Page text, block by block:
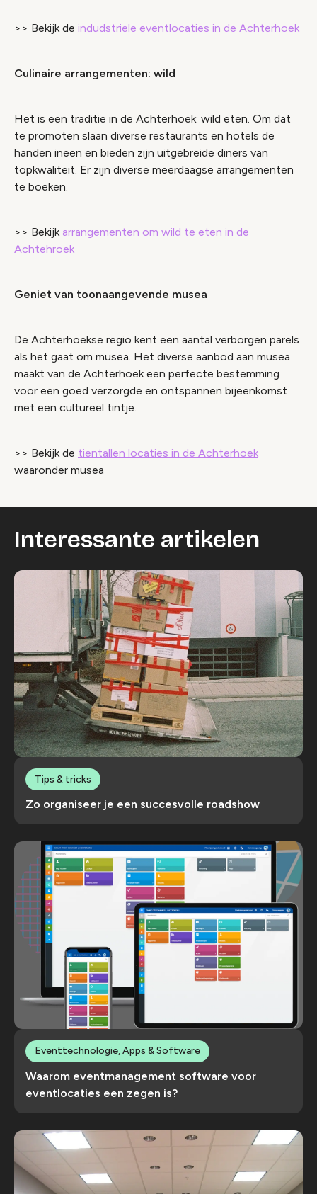
>> Bekijk de indudstriele eventlocaties in de Achterhoek
Culinaire arrangementen: wild
Het is een traditie in de Achterhoek: wild eten. Om dat
te promoten slaan diverse restaurants en hotels de
handen ineen en bieden zijn uitgebreide diners van
topkwaliteit. Er zijn diverse meerdaagse arrangementen
te boeken.
>> Bekijkarrangementen om wild te eten in de
Achtehroek
Geniet van toonaangevende musea
De Achterhoekse regio kent een aantal verborgen parels
als het gaat om musea. Het diverse aanbod aan musea
maakt van de Achterhoek een perfecte bestemming
voor een goed verzorgde en ontspannen bijeenkomst
met een cultureel tintje.
>> Bekijk de tientallen locaties in de Achterhoek
waaronder musea
Interessante artikelen
Zo organiseer je een succesvolle roadshow
Tips & tricks
Waarom eventmanagement software voor
eventlocaties een zegen is?
Eventtechnologie, Apps & Software